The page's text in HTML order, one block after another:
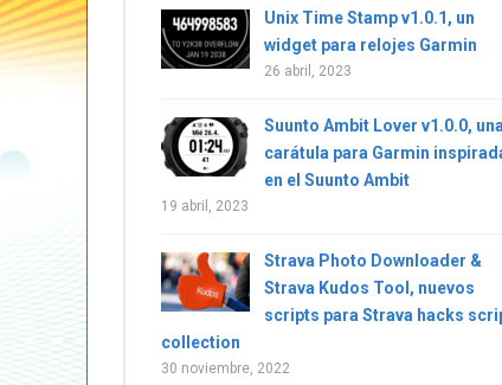
Unix Time Stamp v1.0.1, un
widget para relojes Garmin
26 abril, 2023
Suunto Ambit Lover v1.0.0, una
carátula para Garmin
en el Suunto Ambit
19 abril, 2023
Strava Photo Downloader &
Strava Kudos Tool, nuevos
scripts para Strava hacks
collection
30 noviembre, 2022